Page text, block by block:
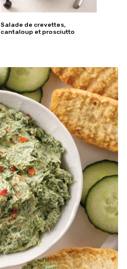
Salade de crevettes,
cantaloup et prosciutto